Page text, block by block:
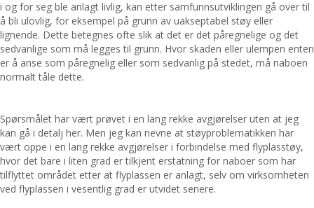
i og for seg ble anlagt livlig, kan etter samfunnsutviklingen gå over til
å bli ulovlig, for eksempel på grunn av uakseptabel støy eller
lignende. Dette betegnes ofte slik at det er det påregnelige og det
sedvanlige som må legges til grunn. Hvor skaden eller ulempen enten
er å anse som påregnelig eller som sedvanlig på stedet, må naboen
normalt tåle dette.
Spørsmålet har vært prøvet i en lang rekke avgjørelser uten at jeg
kan gå i detalj her. Men jeg kan nevne at støyproblematikken har
vært oppe i en lang rekke avgjørelser i forbindelse med flyplasstøy,
hvor det bare i liten grad er tilkjent erstatning for naboer som har
tilflyttet området etter at flyplassen er anlagt, selv om virksomheten
ved flyplassen i vesentlig grad er utvidet senere.